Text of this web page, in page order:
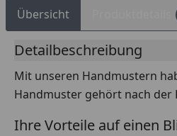
Übersicht
Detailbeschreibung
Mit unseren Handmustern
Handmuster gehört nach der
Ihre Vorteile auf einen